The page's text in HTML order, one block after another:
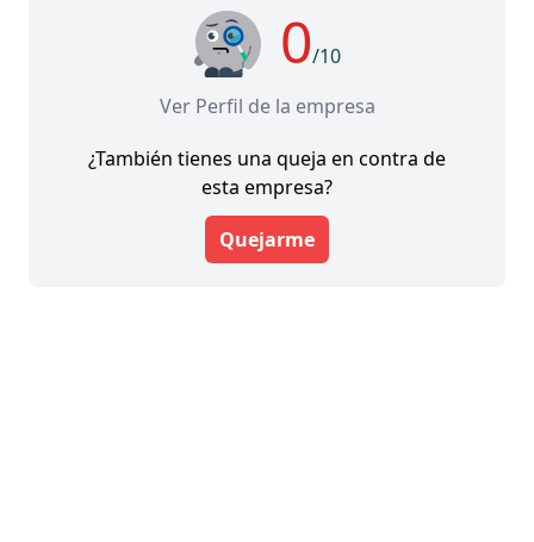
0/10
Ver Perfil de la empresa
¿También tienes una queja en contra de
esta empresa?
Quejarme